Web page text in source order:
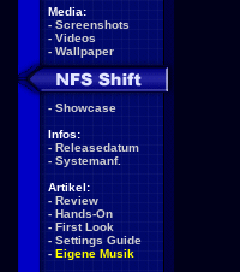
Media:
- Screenshots
- Videos
- Wallpaper
- Showcase
Infos:
- Releasedatum
- Systemanf.
Artikel:
- Review
- Hands-On
- First Look
- Settings Guide
- Eigene Musik